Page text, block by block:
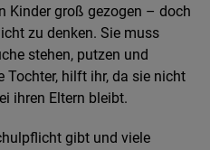
Kinder groß gezogen – doch
zu denken. Sie muss
stehen, putzen und
Tochter, hilft ihr, da sie nicht
ihren Eltern bleibt.
gibt und viele